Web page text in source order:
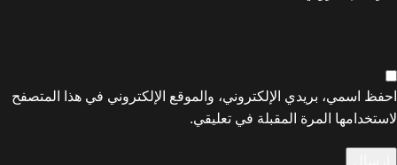
احفظ اسمي، بريدي الإلكتروني، والموقع الإلكتروني في هذا المتصفح
لاستخدامها المرة المقبلة في تعليقي.